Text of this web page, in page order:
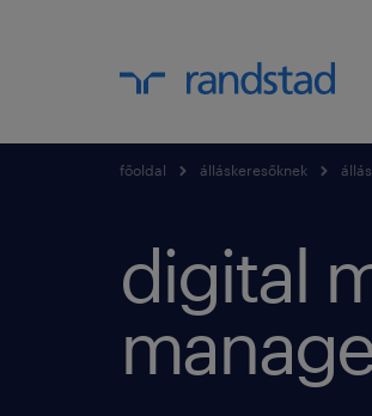
főoldal álláskeresőknek
digital